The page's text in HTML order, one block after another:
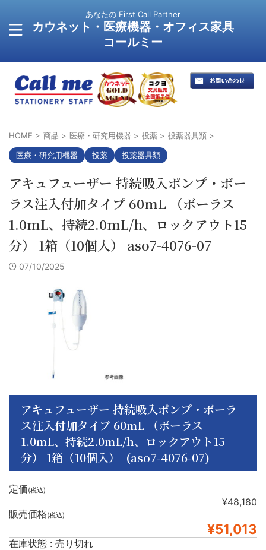
あなたの First Call Partner
カウネット・医療機器・オフィス家具
コールミー
HOME > 商品 > 医療・研究用機器 > 投薬 > 投薬器具類 >
医療・研究用機器 投薬 投薬器具類
アキュフューザー 持続吸入ポンプ・ボー
ラス注入付加タイプ 60mL （ボーラス
1.0mL、持続2.0mL/h、ロックアウト15
分） 1箱（10個入） aso7-4076-07
07/10/2025
アキュフューザー 持続吸入ポンプ・ボーラ
ス注入付加タイプ 60mL （ボーラス
1.0mL、持続2.0mL/h、ロックアウト15
分） 1箱（10個入） (aso7-4076-07)
定価(税込)
¥48,180
販売価格(税込)
¥51,013
在庫状態 : 売り切れ